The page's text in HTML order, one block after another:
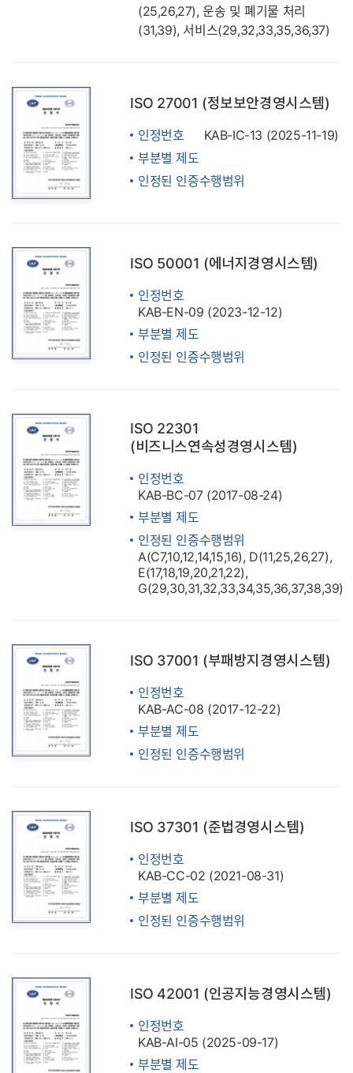
(25,26,27), 운송 및 폐기물 처리
(31,39), 서비스(29,32,33,35,36,37)
ISO 27001 (정보보안경영시스템)
인정번호
KAB-IC-13 (2025-11-19)
부분별 제도
인정된 인증수행범위
ISO 50001 (에너지경영시스템)
인정번호
KAB-EN-09 (2023-12-12)
부분별 제도
인정된 인증수행범위
ISO 22301
(비즈니스연속성경영시스템)
인정번호
KAB-BC-07 (2017-08-24)
부분별 제도
인정된 인증수행범위
A(C7,10,12,14,15,16), D(11,25,26,27),
E(17,18,19,20,21,22),
G(29,30,31,32,33,34,35,36,37,38,39)
ISO 37001 (부패방지경영시스템)
인정번호
KAB-AC-08 (2017-12-22)
부분별 제도
인정된 인증수행범위
ISO 37301 (준법경영시스템)
인정번호
KAB-CC-02 (2021-08-31)
부분별 제도
인정된 인증수행범위
ISO 42001 (인공지능경영시스템)
인정번호
KAB-AI-05 (2025-09-17)
부분별 제도